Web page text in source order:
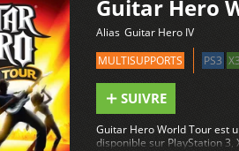
Guitar Hero
Alias Guitar Hero IV
MULTISUPPORTS
PS3
SUIVRE
Guitar Hero World Tour est
disponible sur PlayStation 3,